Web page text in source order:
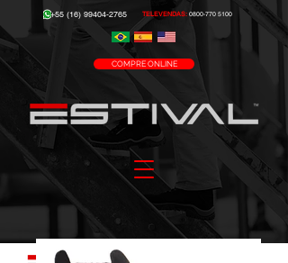
+55 (16) 99404-2765 TELEVENDAS: 0800-770 5100
COMPRE ONLINE